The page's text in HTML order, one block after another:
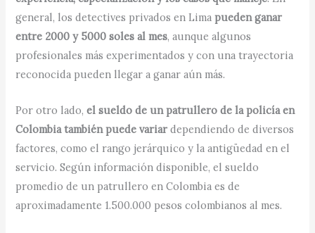
general, los detectives privados en Lima pueden ganar
entre 2000 y 5000 soles al mes, aunque algunos
profesionales más experimentados y con una trayectoria
reconocida pueden llegar a ganar aún más.
Por otro lado,el sueldo de un patrullero de la policía en
Colombia también puede variar dependiendo de diversos
factores, como el rango jerárquico y la antigüedad en el
servicio. Según información disponible, el sueldo
promedio de un patrullero en Colombia es de
aproximadamente 1.500.000 pesos colombianos al mes.